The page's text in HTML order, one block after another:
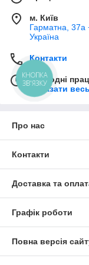
м. Київ
Гарматна, 37а
Україна
Контакти
Сьогодні
Показати
Про нас
Контакти
Доставка та
Графік роботи
Повна версія
КНОПКА
ЗВ'ЯЗКУ